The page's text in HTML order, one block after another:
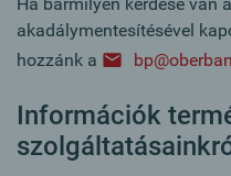
akadálymentesítésével
hozzánk a
Információk